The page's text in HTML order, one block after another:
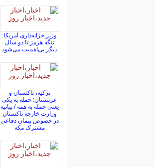
وزیر خزانه‌داری آمریکا:
تنگه هرمز تا دو سال
دیگر بی‌اهمیت می‌شود
ترکیه، پاکستان و
عربستان: حمله به یکی
یعنی حمله به همه / بیانیه
وزارت خارجه پاکستان
در خصوص پیمان دفاعی
مشترک مکه